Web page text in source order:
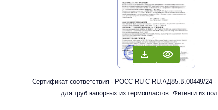
Сертификат соответствия - РОСС RU С-RU.АД85.В.00449/24
для труб напорных из термопластов. Фитинги из